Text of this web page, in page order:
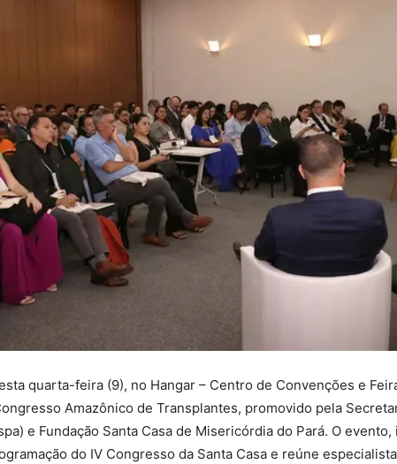
quarta-feira (9), no Hangar – Centro de Convenções e
Amazônico de Transplantes, promovido pela
e Fundação Santa Casa de Misericórdia do Pará. O
do IV Congresso da Santa Casa e reúne